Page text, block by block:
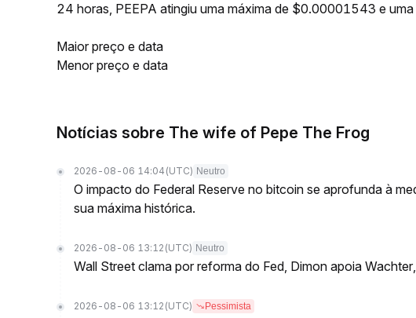
24 horas, PEEPA atingiu uma máxima de $0.00001543 e
Maior preço e data
Menor preço e data
Notícias sobre The wife of Pepe The Frog
2026-08-06 14:04 (UTC) Neutro
O impacto do Federal Reserve no bitcoin se aprofunda à
sua máxima histórica.
2026-08-06 13:12 (UTC) Neutro
Wall Street clama por reforma do Fed, Dimon apoia
2026-08-06 13:12 (UTC) Pessimista